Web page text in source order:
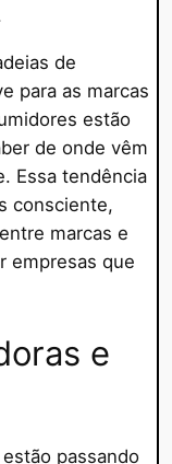
de
para as marcas
estão
de onde vêm
Essa tendência
consciente,
marcas e
empresas que
e
passando